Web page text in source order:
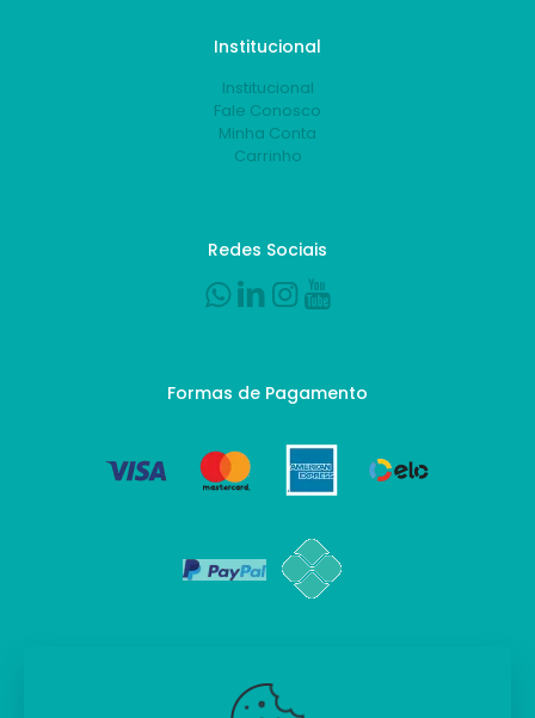
Institucional
Institucional
Fale Conosco
Minha Conta
Carrinho
Redes Sociais
Formas de Pagamento